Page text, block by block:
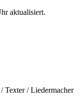
aktualisiert.
Texter / Liedermacher